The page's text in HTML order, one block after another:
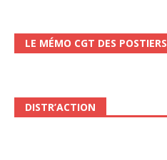
LE MÉMO CGT DES POSTIERS
DISTR’ACTION